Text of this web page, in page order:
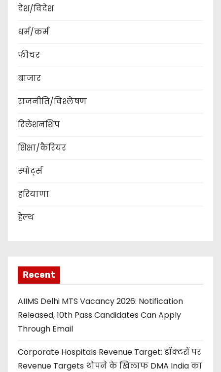
देश/विदेश
धर्म/कर्म
फीचर
बाजार
राजनीति/विश्लेषण
रिलेशनशिप
शिक्षा/कैरियर
स्पोर्ट्स
हरियाणा
हेल्थ
Recent
AIIMS Delhi MTS Vacancy 2026: Notification
Released, 10th Pass Candidates Can Apply
Through Email
Corporate Hospitals Revenue Target: डॉक्टरों पर
Revenue Targets थोपने के खिलाफ DMA India का